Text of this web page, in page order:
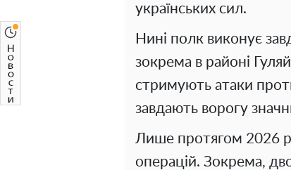
українських сил.
Нині полк виконує
зокрема в районі
стримують атаки
завдають ворогу
Лише протягом 2026
операцій. Зокрема,